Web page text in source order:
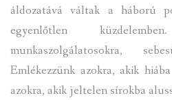
áldozatává váltak a háború
egyenlőtlen
munkaszolgálatosokra,
Emlékezzünk azokra, akik
azokra, akik jeltelen sírokba